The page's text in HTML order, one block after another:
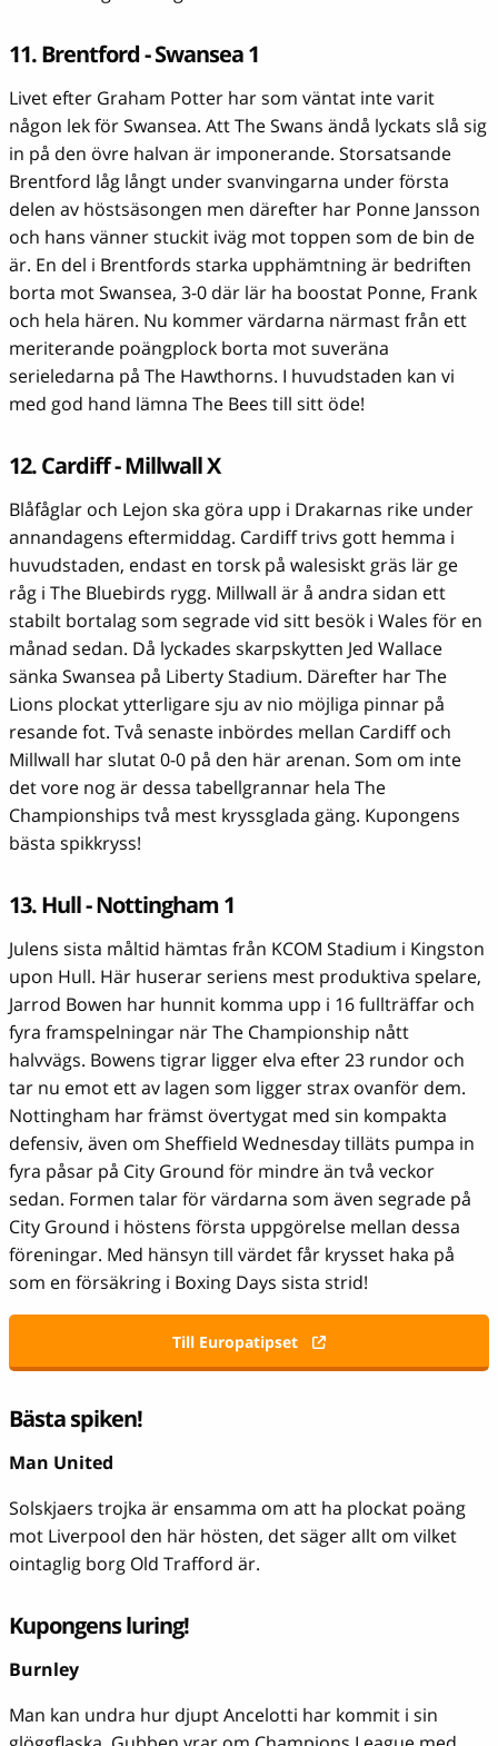
11. Brentford - Swansea 1
Livet efter Graham Potter har som väntat inte varit
någon lek för Swansea. Att The Swans ändå lyckats slå sig
in på den övre halvan är imponerande. Storsatsande
Brentford låg långt under svanvingarna under första
delen av höstsäsongen men därefter har Ponne Jansson
och hans vänner stuckit iväg mot toppen som de bin de
är. En del i Brentfords starka upphämtning är bedriften
borta mot Swansea, 3-0 där lär ha boostat Ponne, Frank
och hela hären. Nu kommer värdarna närmast från ett
meriterande poängplock borta mot suveräna
serieledarna på The Hawthorns. I huvudstaden kan vi
med god hand lämna The Bees till sitt öde!
12. Cardiff - Millwall X
Blåfåglar och Lejon ska göra upp i Drakarnas rike under
annandagens eftermiddag. Cardiff trivs gott hemma i
huvudstaden, endast en torsk på walesiskt gräs lär ge
råg i The Bluebirds rygg. Millwall är å andra sidan ett
stabilt bortalag som segrade vid sitt besök i Wales för en
månad sedan. Då lyckades skarpskytten Jed Wallace
sänka Swansea på Liberty Stadium. Därefter har The
Lions plockat ytterligare sju av nio möjliga pinnar på
resande fot. Två senaste inbördes mellan Cardiff och
Millwall har slutat 0-0 på den här arenan. Som om inte
det vore nog är dessa tabellgrannar hela The
Championships två mest kryssglada gäng. Kupongens
bästa spikkryss!
13. Hull - Nottingham 1
Julens sista måltid hämtas från KCOM Stadium i Kingston
upon Hull. Här huserar seriens mest produktiva spelare,
Jarrod Bowen har hunnit komma upp i 16 fullträffar och
fyra framspelningar när The Championship nått
halvvägs. Bowens tigrar ligger elva efter 23 rundor och
tar nu emot ett av lagen som ligger strax ovanför dem.
Nottingham har främst övertygat med sin kompakta
defensiv, även om Sheffield Wednesday tilläts pumpa in
fyra påsar på City Ground för mindre än två veckor
sedan. Formen talar för värdarna som även segrade på
City Ground i höstens första uppgörelse mellan dessa
föreningar. Med hänsyn till värdet får krysset haka på
som en försäkring i Boxing Days sista strid!
Till Europatipset
Bästa spiken!
Man United
Solskjaers trojka är ensamma om att ha plockat poäng
mot Liverpool den här hösten, det säger allt om vilket
ointaglig borg Old Trafford är.
Kupongens luring!
Burnley
Man kan undra hur djupt Ancelotti har kommit i sin